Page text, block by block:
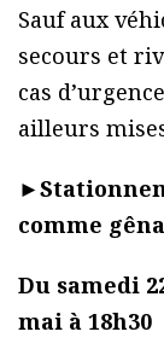
Sauf aux
secours et
cas
ailleurs
►
comme
Du samedi
mai à 18h30